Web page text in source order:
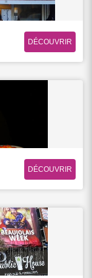
DÉCOUVRIR
DÉCOUVRIR